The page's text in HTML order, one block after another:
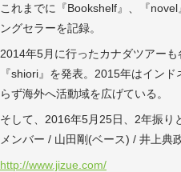
これまでに『Bookshelf』、『
ングセラーを記録。
2014年5月に行ったカナダツアー
『shiori』を発表。2015年はイン
らず海外へ活動域を広げている。
そして、2016年5月25日、2年振り
メンバー / 山田剛(ベース) / 井上典
http://www.jizue.com/